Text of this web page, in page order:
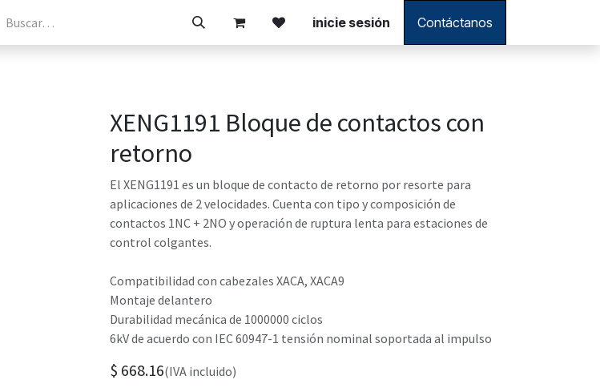
Tienda inicie sesión Contáctanos
XENG1191 Bloque de contactos con
retorno
El XENG1191 es un bloque de contacto de retorno por resorte para
aplicaciones de 2 velocidades. Cuenta con tipo y composición de
contactos 1NC + 2NO y operación de ruptura lenta para estaciones de
control colgantes.
Compatibilidad con cabezales XACA, XACA9
Montaje delantero
Durabilidad mecánica de 1000000 ciclos
6kV de acuerdo con IEC 60947-1 tensión nominal soportada al impulso
$ 668.16(IVA incluido)